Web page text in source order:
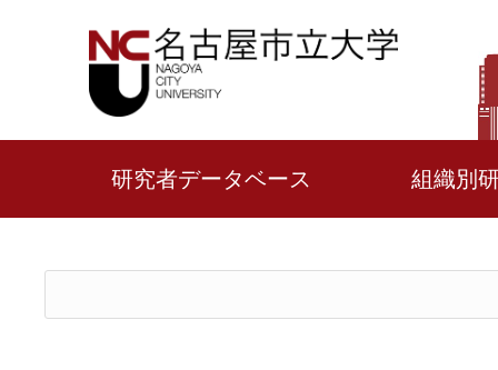
研究者データベース 組織別